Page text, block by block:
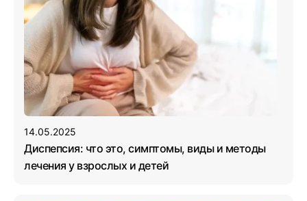
14.05.2025
Диспепсия: что это, симптомы, виды и методы
лечения у взрослых и детей